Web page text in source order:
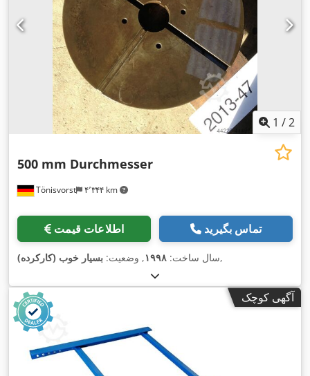
1 /2
Tönisvorst ۴٬۳۴۴ km
500 mm Durchmesser
اطلاعات قیمت تماس بگیرید
سال ساخت: ۱۹۹۸, وضعیت: بسیار خوب (کارکرده) ,
آگهی کوچک